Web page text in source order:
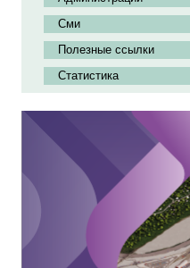
Сми
Полезные ссылки
Статистика